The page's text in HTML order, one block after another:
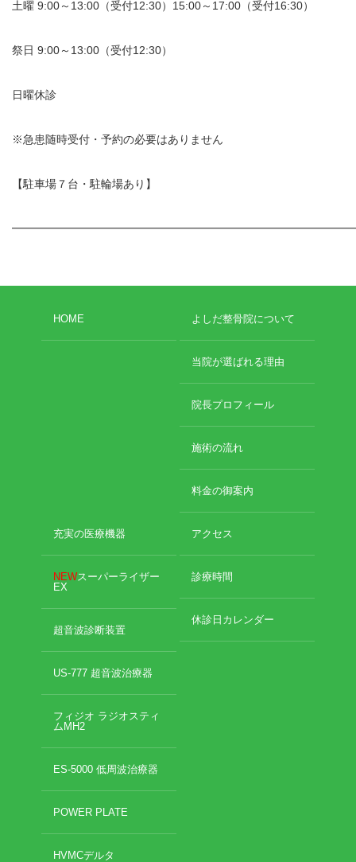
土曜 9:00～13:00（受付12:30）15:00～17:00（受付16:30）
祭日 9:00～13:00（受付12:30）
日曜休診
※急患随時受付・予約の必要はありません
【駐車場７台・駐輪場あり】
━━━━━━━━━━━━━━━━━━━━━━━━━━━━━━━
HOME よしだ整骨院について
当院が選ばれる理由
院長プロフィール
施術の流れ
料金の御案内
充実の医療機器
NEWスーパーライザー
EX
超音波診断装置
US-777 超音波治療器
フィジオ ラジオスティ
ムMH2
ES-5000 低周波治療器
POWER PLATE
HVMCデルタ
アクセス
診療時間
休診日カレンダー